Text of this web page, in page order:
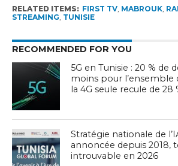
RELATED ITEMS: FIRST TV, MABROUK,
STREAMING, TUNISIE
RECOMMENDED FOR YOU
5G en Tunisie : 20 % de
moins pour l’ensemble
la 4G seule recule de 28
Stratégie nationale de
annoncée depuis 2018,
introuvable en 2026